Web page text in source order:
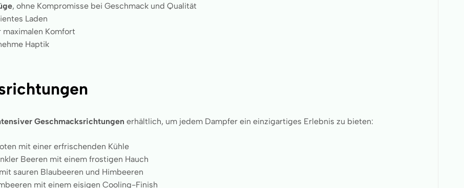
, ohne Kompromisse bei Geschmack und Qualität
Laden
Komfort
Haptik
Geschmacksrichtungen erhältlich, um jedem Dampfer ein einzigartiges Erlebnis zu bieten:
mit einer erfrischenden Kühle
Beeren mit einem frostigen Hauch
sauren Blaubeeren und Himbeeren
mit einem eisigen Cooling-Finish